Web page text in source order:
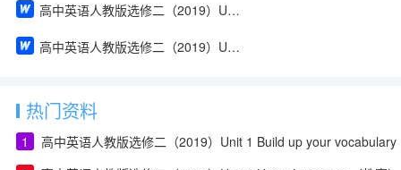
高中英语人教版选修二（2019）Unit 1 Using Language（教案）
高中英语人教版选修二（2019）Unit 1 Reading and Thinking（教案）
热门资料
1
高中英语人教版选修二（2019）Unit 1 Build up your vocabulary